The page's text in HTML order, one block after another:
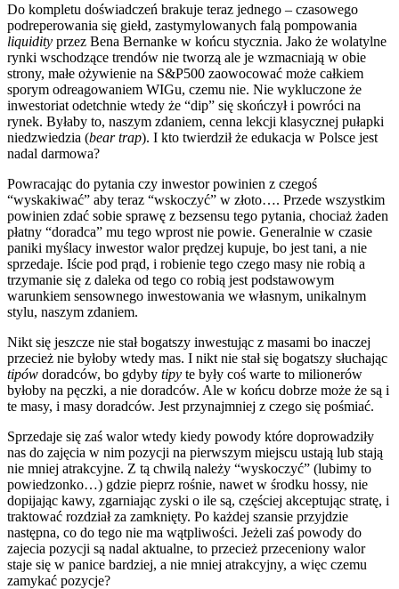
Do kompletu doświadczeń brakuje teraz jednego – czasowego
podreperowania się giełd, zastymylowanych falą pompowania
liquidity przez Bena Bernanke w końcu stycznia. Jako że wolatylne
rynki wschodzące trendów nie tworzą ale je wzmacniają w obie
strony, małe ożywienie na S&P500 zaowocować może całkiem
sporym odreagowaniem WIGu, czemu nie. Nie wykluczone że
inwestoriat odetchnie wtedy że “dip” się skończył i powróci na
rynek. Byłaby to, naszym zdaniem, cenna lekcji klasycznej pułapki
niedzwiedzia (bear trap). I kto twierdził że edukacja w Polsce jest
nadal darmowa?
Powracając do pytania czy inwestor powinien z czegoś
“wyskakiwać” aby teraz “wskoczyć” w złoto…. Przede wszystkim
powinien zdać sobie sprawę z bezsensu tego pytania, chociaż żaden
płatny “doradca” mu tego wprost nie powie. Generalnie w czasie
paniki myślacy inwestor walor prędzej kupuje, bo jest tani, a nie
sprzedaje. Iście pod prąd, i robienie tego czego masy nie robią a
trzymanie się z daleka od tego co robią jest podstawowym
warunkiem sensownego inwestowania we własnym, unikalnym
stylu, naszym zdaniem.
Nikt się jeszcze nie stał bogatszy inwestując z masami bo inaczej
przecież nie byłoby wtedy mas. I nikt nie stał się bogatszy słuchając
tipów doradców, bo gdyby tipy te były coś warte to milionerów
byłoby na pęczki, a nie doradców. Ale w końcu dobrze może że są i
te masy, i masy doradców. Jest przynajmniej z czego się pośmiać.
Sprzedaje się zaś walor wtedy kiedy powody które doprowadziły
nas do zajęcia w nim pozycji na pierwszym miejscu ustają lub stają
nie mniej atrakcyjne. Z tą chwilą należy “wyskoczyć” (lubimy to
powiedzonko…) gdzie pieprz rośnie, nawet w środku hossy, nie
dopijając kawy, zgarniając zyski o ile są, częściej akceptując stratę, i
traktować rozdział za zamknięty. Po każdej szansie przyjdzie
następna, co do tego nie ma wątpliwości. Jeżeli zaś powody do
zajecia pozycji są nadal aktualne, to przecież przeceniony walor
staje się w panice bardziej, a nie mniej atrakcyjny, a więc czemu
zamykać pozycje?